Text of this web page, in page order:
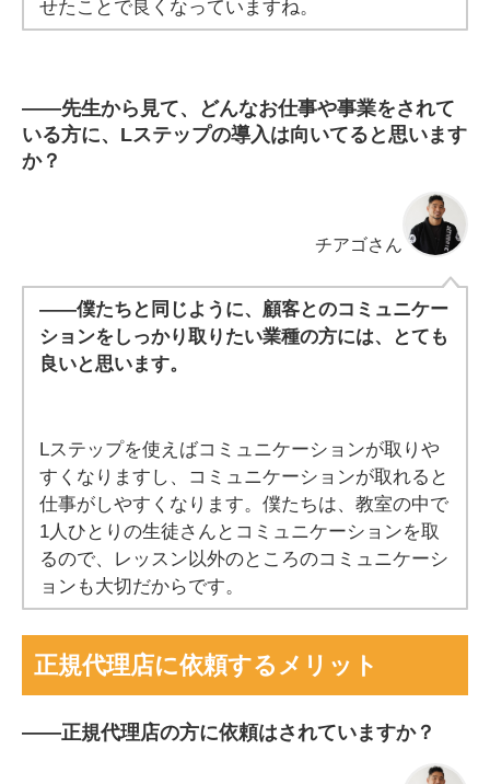
せたことで良くなっていますね。
――先生から見て、どんなお仕事や事業をされて
いる方に、Lステップの導入は向いてると思います
か？
チアゴさん
——僕たちと同じように、顧客とのコミュニケー
ションをしっかり取りたい業種の方には、とても
良いと思います。
Lステップを使えばコミュニケーションが取りや
すくなりますし、コミュニケーションが取れると
仕事がしやすくなります。僕たちは、教室の中で
1人ひとりの生徒さんとコミュニケーションを取
るので、レッスン以外のところのコミュニケーシ
ョンも大切だからです。
正規代理店に依頼するメリット
――正規代理店の方に依頼はされていますか？